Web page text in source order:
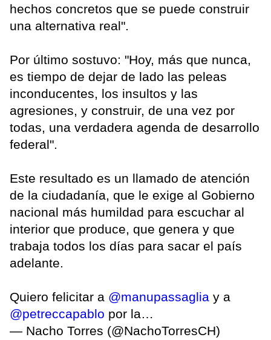
hechos concretos que se puede construir
una alternativa real".
Por último sostuvo: "Hoy, más que nunca,
es tiempo de dejar de lado las peleas
inconducentes, los insultos y las
agresiones, y construir, de una vez por
todas, una verdadera agenda de desarrollo
federal".
Este resultado es un llamado de atención
de la ciudadanía, que le exige al Gobierno
nacional más humildad para escuchar al
interior que produce, que genera y que
trabaja todos los días para sacar el país
adelante.
Quiero felicitar a @manupassaglia y a
@petreccapablo por la…
— Nacho Torres (@NachoTorresCH)